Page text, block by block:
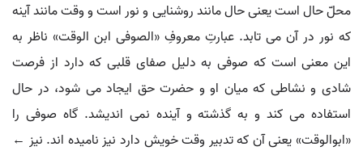
محلّ حال است یعنی حال مانند روشنایی و نور است و وقت مانند آینه
که نور در آن می تابد. عبارتِ معروفِ «الصوفی ابن الوقت» ناظر به
این معنی است که صوفی به دلیل صفای قلبی که دارد از فرصت
شادی و نشاطی که میان او و حضرت حق ایجاد می شود، در حال
استفاده می کند و به گذشته و آینده نمی اندیشد. گاه صوفی را
«ابوالوقت» یعنی آن که تدبیر وقت خویش دارد نیز نامیده اند. نیز ←